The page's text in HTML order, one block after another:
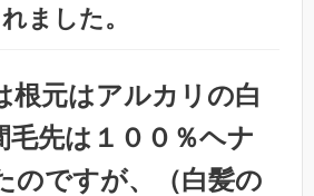
ました。
根元はアルカリの白
毛先は１００％ヘナ
のですが、（白髪の